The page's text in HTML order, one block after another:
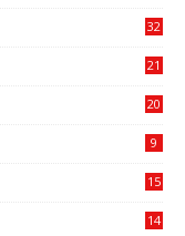
32
21
20
9
15
14